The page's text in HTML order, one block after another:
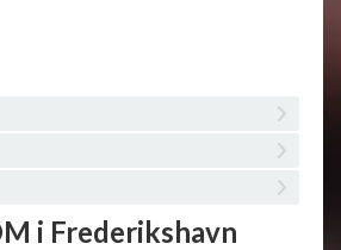
i Frederikshavn